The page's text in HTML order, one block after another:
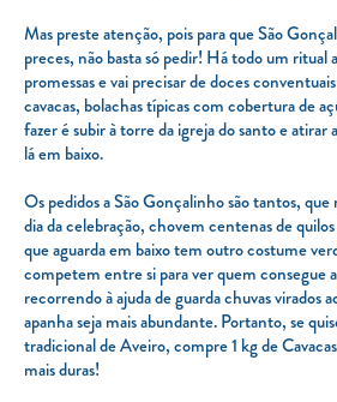
Mas preste atenção, pois para que São
preces, não basta só pedir! Há todo um ritual
promessas e vai precisar de doces
cavacas, bolachas típicas com cobertura de
fazer é subir à torre da igreja do santo e atirar
lá em baixo.
Os pedidos a São Gonçalinho são tantos,
dia da celebração, chovem centenas de
que aguarda em baixo tem outro costume
competem entre si para ver quem consegue
recorrendo à ajuda de guarda chuvas virados
apanha seja mais abundante. Portanto, se
tradicional de Aveiro, compre 1 kg de
mais duras!